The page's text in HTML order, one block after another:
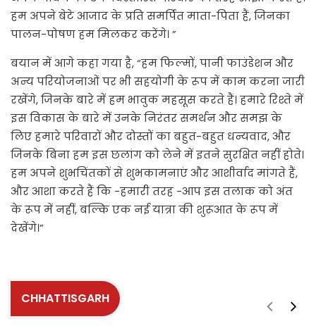
हम अपने बेटे आजाद के प्रति समर्पित माता-पिता हैं, जिनका
पालन-पोषण हम मिलकर करेंगे। ”
बयान में आगे कहा गया है, “हम फिल्मों, पानी फाउंडेशन और
अन्य परियोजनाओं पर भी सहयोगी के रूप में काम करना जारी
रखेंगे, जिनके बारे में हम भावुक महसूस करते हैं। हमारे रिश्ते में
इस विकास के बारे में उनके निरंतर समर्थन और समझ के
लिए हमारे परिवारों और दोस्तों का बहुत-बहुत धन्यवाद, और
जिनके बिना हम इस छलांग को लेने में इतने सुरक्षित नहीं होते।
हम अपने शुभचिंतकों से शुभकामनाएं और आशीर्वाद मांगते हैं,
और आशा करते हैं कि -हमारी तरह -आप इस तलाक को अंत
के रूप में नहीं, बल्कि एक नई यात्रा की शुरूआत के रूप में
देखेंगे।”
CHHATTISGARH